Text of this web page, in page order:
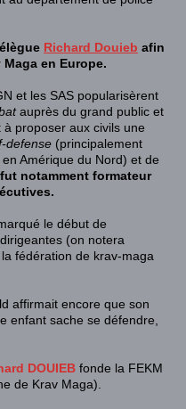
Richard Douieb afin
en Europe.
et les SAS popularisèrent
auprès du grand public et
proposer aux civils une
defense (principalement
en Amérique du Nord) et de
notamment formateur
le début de
(on notera
fédération de krav-maga
affirmait encore que son
enfant sache se défendre,
DOUIEB fonde la FEKM
de Krav Maga).